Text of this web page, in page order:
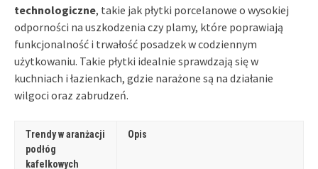
technologiczne, takie jak płytki porcelanowe o wysokiej
odporności na uszkodzenia czy plamy, które poprawiają
funkcjonalność i trwałość posadzek w codziennym
użytkowaniu. Takie płytki idealnie sprawdzają się w
kuchniach i łazienkach, gdzie narażone są na działanie
wilgoci oraz zabrudzeń.
Trendy w aranżacji
podłóg
kafelkowych
Opis